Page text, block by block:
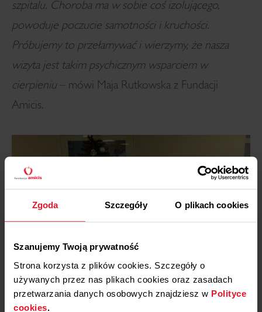
Zgoda Szczegóły O plikach cookies
Szanujemy Twoją prywatność
Strona korzysta z plików cookies. Szczegóły o
używanych przez nas plikach cookies oraz zasadach
przetwarzania danych osobowych znajdziesz w Polityce
cookies.
szpitalu. Choroba ma w sobie coś izolującego,
powoduje poczucie samotności i kruchości.
Próbujemy to przełamywać i wierzymy, że nasza
wizyta jest takim psychicznym wsparciem w
cierpieniu – mówi Maja Rutkowska z Fundacji
Amicis.
Akcja wzrusza nie tylko osoby obdarowane. Jest
cennym życiowo doświadczeniem również dla